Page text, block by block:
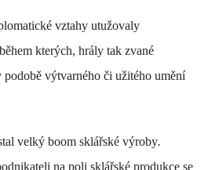
vztahy utužovaly
kterých, hrály tak zvané
výtvarného či užitého umění
velký boom sklářské výroby.
na poli sklářské produkce se